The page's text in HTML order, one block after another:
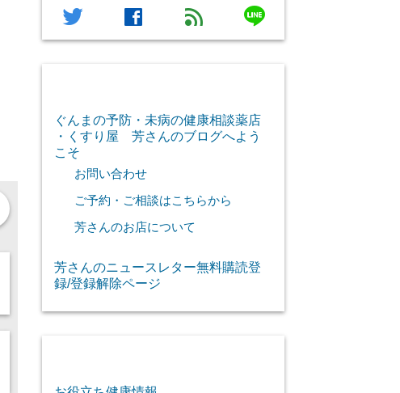
twitter facebook feed line
ぐんまの予防・未病の健康相談薬店
・くすり屋 芳さんのブログへよう
こそ
お問い合わせ
ご予約・ご相談はこちらから
芳さんのお店について
芳さんのニュースレター無料購読登
録/登録解除ページ